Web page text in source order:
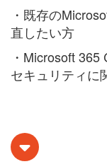
・既存の
直したい方
・ Microsoft 365
セキュリティに